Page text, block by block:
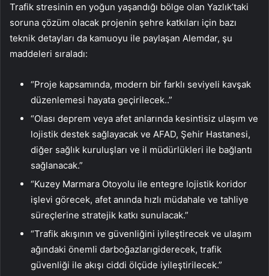
Trafik stresinin en yoğun yaşandığı bölge olan Yazlık’taki
soruna çözüm olacak projenin şehre katkıları için bazı
teknik detayları da kamuoyu ile paylaşan Alemdar, şu
maddeleri sıraladı:
“Proje kapsamında, modern bir farklı seviyeli kavşak
düzenlemesi hayata geçirilecek..”
“Olası deprem veya afet anlarında kesintisiz ulaşım ve
lojistik destek sağlayacak ve AFAD, Şehir Hastanesi,
diğer sağlık kuruluşları ve il müdürlükleri ile bağlantı
sağlanacak.”
“Kuzey Marmara Otoyolu ile entegre lojistik koridor
işlevi görecek, afet anında hızlı müdahale ve tahliye
süreçlerine stratejik katkı sunulacak.”
“Trafik akışının ve güvenliğini iyileştirecek ve ulaşım
ağındaki önemli darboğazlarıgiderecek, trafik
güvenliği ile akışı ciddi ölçüde iyileştirilecek.”